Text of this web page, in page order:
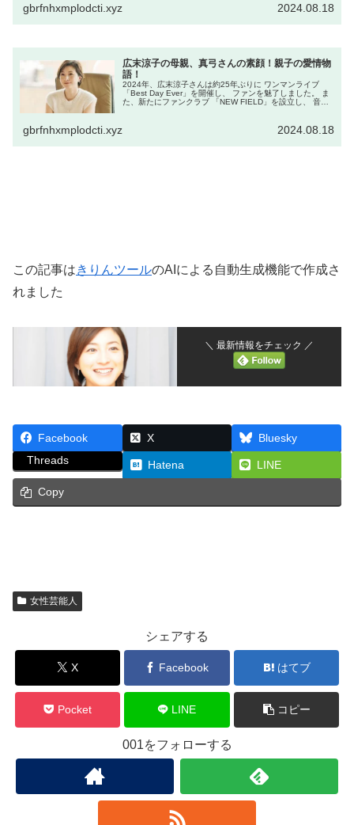
gbrfnhxmplodcti.xyz 2024.08.18
広末涼子の母親、真弓さんの素顔！親子の愛情物
語！
2024年、広末涼子さんは約25年ぶりに ワンマンライブ
「Best Day Ever」を開催し、 ファンを魅了しました。 ま
た、新たにファンクラブ 「NEW FIELD」を設立し、 音楽
gbrfnhxmplodcti.xyz 2024.08.18
この記事はきりんツールのAIによる自動生成機能で作成さ
れました
＼ 最新情報をチェック ／
Facebook X
Bluesky
Threads
Hatena LINE
Copy
女性芸能人
シェアする
X Facebook はてブ
Pocket LINE コピー
001をフォローする